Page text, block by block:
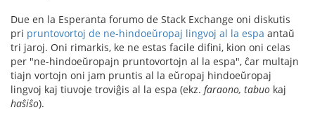
Due en la Esperanta forumo de Stack Exchange oni diskutis
pri pruntovortoj de ne-hindoeŭropaj lingvoj al la espa antaŭ
tri jaroj. Oni rimarkis, ke ne estas facile difini, kion oni celas
per "ne-hindoeŭropajn pruntovortojn al la espa", ĉar multajn
tiajn vortojn oni jam pruntis al la eŭropaj hindoeŭropaj
lingvoj kaj tiuvoje troviĝis al la espa (ekz. faraono, tabuo kaj
haŝiŝo).